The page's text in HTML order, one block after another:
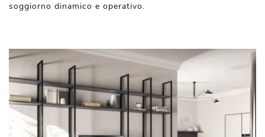
soggiorno dinamico e operativo.